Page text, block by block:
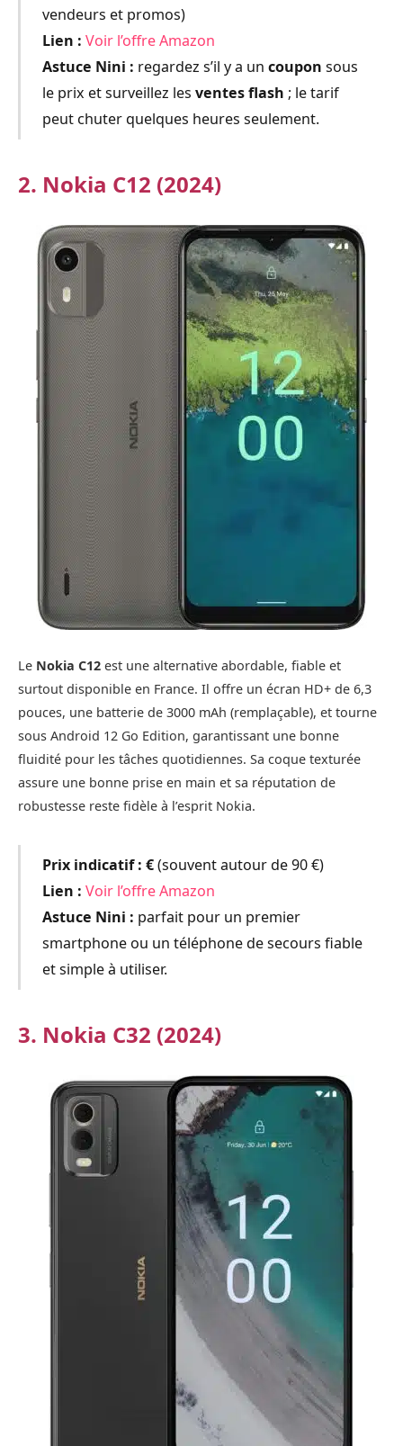
vendeurs et promos)
Lien : Voir l’offre Amazon
Astuce Nini : regardez s’il y a uncoupon sous
le prix et surveillez lesventes flash ; le tarif
peut chuter quelques heures seulement.
2. Nokia C12 (2024)
Le Nokia C12 est une alternative abordable, fiable et
surtout disponible en France. Il offre un écran HD+ de 6,3
pouces, une batterie de 3000 mAh (remplaçable), et tourne
sous Android 12 Go Edition, garantissant une bonne
fluidité pour les tâches quotidiennes. Sa coque texturée
assure une bonne prise en main et sa réputation de
robustesse reste fidèle à l’esprit Nokia.
Prix indicatif : €(souvent autour de 90 €)
Lien : Voir l’offre Amazon
Astuce Nini : parfait pour un premier
smartphone ou un téléphone de secours fiable
et simple à utiliser.
3. Nokia C32 (2024)